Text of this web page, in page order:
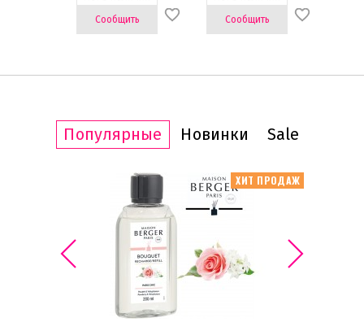
Да
(12)
Сообщить
Сообщить
Популярные Новинки Sale
ХИТ ПРОДАЖ